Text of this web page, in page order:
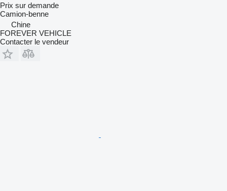
Prix sur demande
Camion-benne
Chine
FOREVER VEHICLE
Contacter le vendeur